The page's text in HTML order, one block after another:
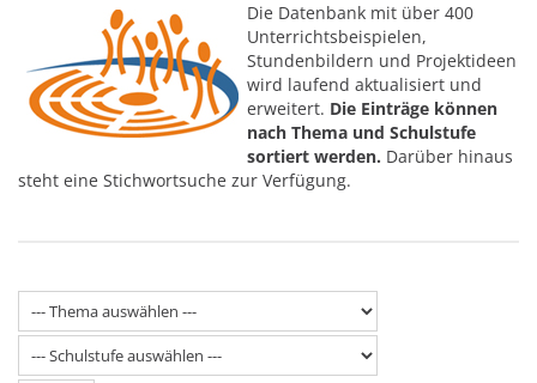
Die Datenbank mit über 400
Unterrichtsbeispielen,
Stundenbildern und Projektideen
wird laufend aktualisiert und
erweitert. Die Einträge können
nach Thema und Schulstufe
sortiert werden. Darüber hinaus
steht eine Stichwortsuche zur Verfügung.